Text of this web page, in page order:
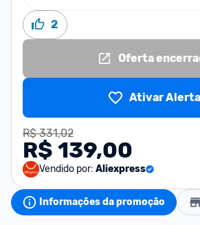
2
Oferta
Ativar Alerta
R$ 331,02
R$ 139,00
Vendido por: Aliexpress
Informações da promoção